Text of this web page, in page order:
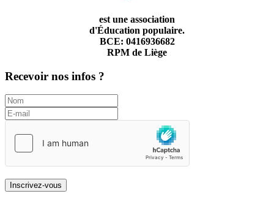
est une association
d'Éducation populaire.
BCE: 0416936682
RPM de Liège
Recevoir nos infos ?
Inscrivez-vous